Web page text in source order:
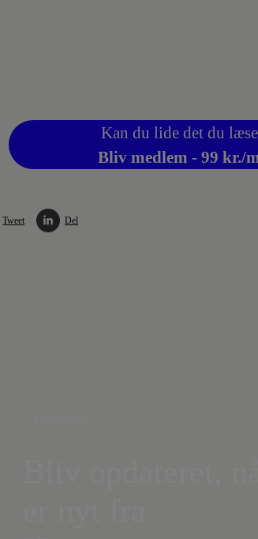
Kan du lide det du
Bliv medlem - 99 kr./
Tweet Del